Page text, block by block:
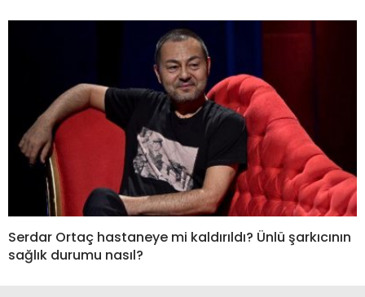
Serdar Ortaç hastaneye mi kaldırıldı? Ünlü şarkıcının
sağlık durumu nasıl?